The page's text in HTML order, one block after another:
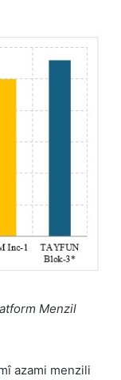
Menzil
azami menzili